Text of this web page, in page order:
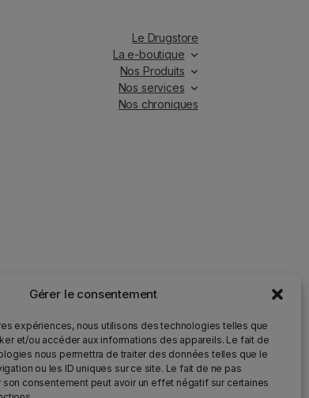
Gérer le consentement
expériences, nous utilisons des technologies telles que
et/ou accéder aux informations des appareils. Le fait de
nous permettra de traiter des données telles que le
ou les ID uniques sur ce site. Le fait de ne pas
son consentement peut avoir un effet négatif sur certaines
Le Drugstore
La e-boutique
Nos Produits
Nos services
Nos chroniques
qu’il doit être consommé avec modération.